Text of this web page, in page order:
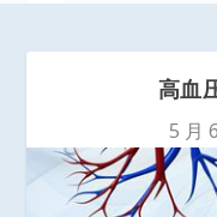
高血
5 月